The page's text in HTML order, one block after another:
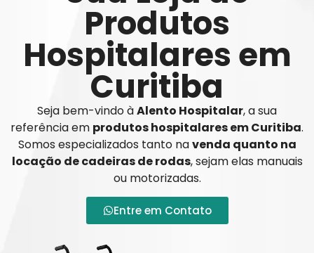
Produtos
Hospitalares em
Curitiba
Seja bem-vindo àAlento Hospitalar, a sua
referência em produtos hospitalares em Curitiba.
Somos especializados tanto navenda quanto na
locação de cadeiras de rodas, sejam elas manuais
ou motorizadas.
Entre em Contato